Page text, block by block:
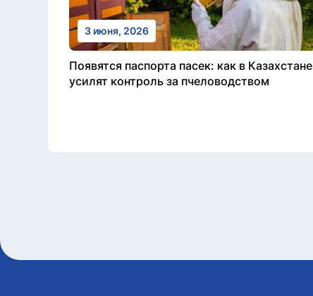
3 июня, 2026
Появятся паспорта пасек: как в Казахстане
усилят контроль за пчеловодством